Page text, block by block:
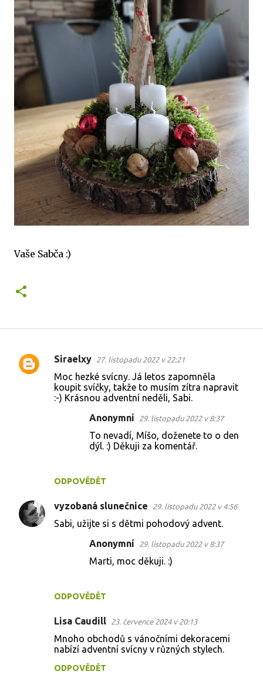
Vaše Sabča :)
K
Siraelxy 27. listopadu 2022 v 22:21
Moc hezké svícny. Já letos zapomněla
koupit svíčky, takže to musím zítra napravit
:-) Krásnou adventní neděli, Sabi.
ODPOVĚDĚT
Anonymní 29. listopadu 2022 v 8:37
To nevadí, Míšo, doženete to o den
dýl. :) Děkuji za komentář.
vyzobaná slunečnice 29. listopadu 2022 v 4:56
Sabi, užijte si s dětmi pohodový advent.
ODPOVĚDĚT
Anonymní 29. listopadu 2022 v 8:37
Marti, moc děkuji. :)
Lisa Caudill 23. července 2024 v 20:13
Mnoho obchodů s vánočními dekoracemi
nabízí adventní svícny v různých stylech.
ODPOVĚDĚT